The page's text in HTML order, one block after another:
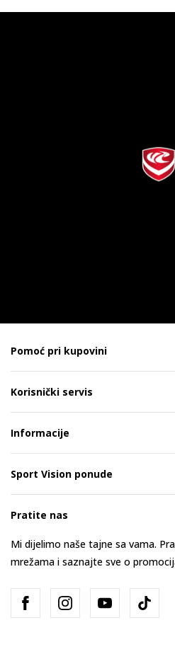
Pomoć pri kupovini
Korisnički servis
Informacije
Sport Vision ponude
Pratite nas
Mi dijelimo naše tajne sa vama.
mrežama i saznajte sve o